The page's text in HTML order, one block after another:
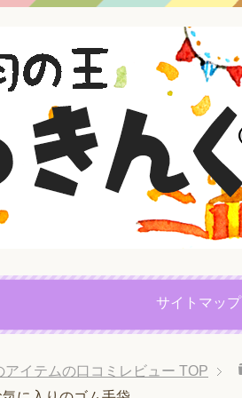
サイトマップ
イテムの口コミレビュー TOP